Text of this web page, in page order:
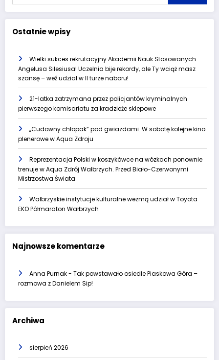
Ostatnie wpisy
Wielki sukces rekrutacyjny Akademii Nauk Stosowanych
Angelusa Silesiusa! Uczelnia bije rekordy, ale Ty wciąż masz
szansę – weź udział w II turze naboru!
21-latka zatrzymana przez policjantów kryminalnych
pierwszego komisariatu za kradzieże sklepowe
„Cudowny chłopak” pod gwiazdami. W sobotę kolejne kino
plenerowe w Aqua Zdroju
Reprezentacja Polski w koszykówce na wózkach ponownie
trenuje w Aqua Zdrój Wałbrzych. Przed Biało-Czerwonymi
Mistrzostwa Świata
Wałbrzyskie instytucje kulturalne wezmą udział w Toyota
EKO Półmaraton Wałbrzych
Najnowsze komentarze
Anna Purnak- Tak powstawało osiedle Piaskowa Góra –
rozmowa z Danielem Sip!
Archiwa
sierpień 2026